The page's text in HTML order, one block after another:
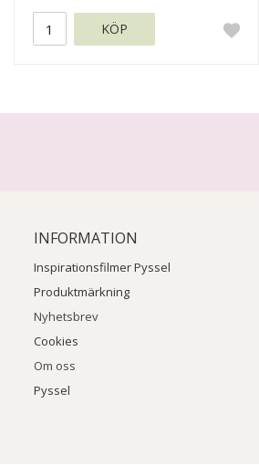
KÖP
INFORMATION
Inspirationsfilmer Pyssel
Produktmärkning
Nyhetsbrev
Cookies
Om oss
Pyssel